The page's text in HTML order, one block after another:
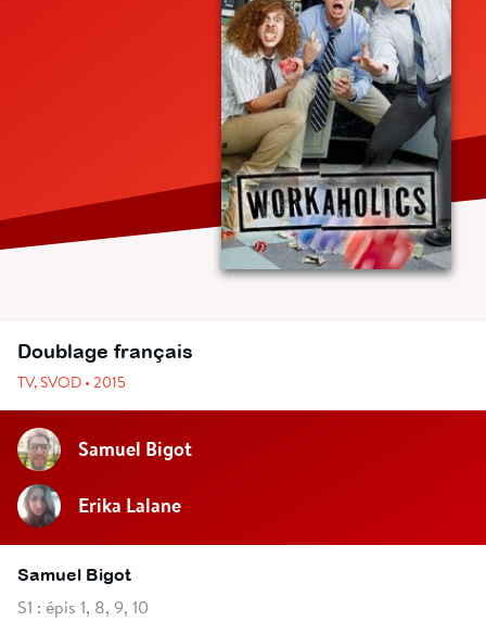
Doublage français
TV, SVOD • 2015
Samuel Bigot
Erika Lalane
Samuel Bigot
S1 : épis 1, 8, 9, 10